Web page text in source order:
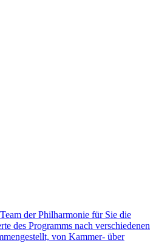
der Philharmonie für Sie die
des Programms nach verschiedenen
von Kammer- über